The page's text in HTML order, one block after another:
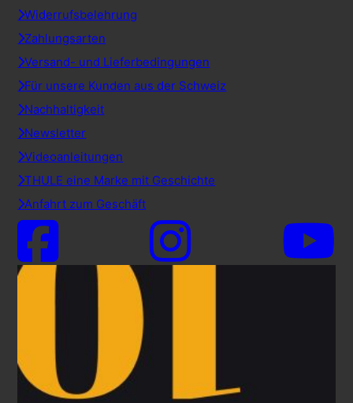
Widerrufsbelehrung
Zahlungsarten
Versand- und Lieferbedingungen
Für unsere Kunden aus der Schweiz
Nachhaltigkeit
Newsletter
Videoanleitungen
THULE eine Marke mit Geschichte
Anfahrt zum Geschäft